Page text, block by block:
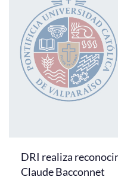
DRI realiza
Claude Bacconnet